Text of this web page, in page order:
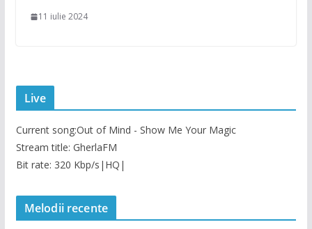
11 iulie 2024
Live
Current song:Out of Mind - Show Me Your Magic
Stream title: GherlaFM
Bit rate: 320 Kbp/s|HQ|
Melodii recente